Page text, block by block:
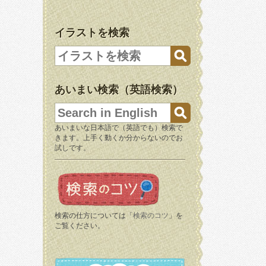
イラストを検索
あいまい検索（英語検索）
あいまいな日本語で（英語でも）検索で
きます。上手く動くか分からないのでお
試しです。
検索の仕方については「 検索のコツ 」を
ご覧ください。